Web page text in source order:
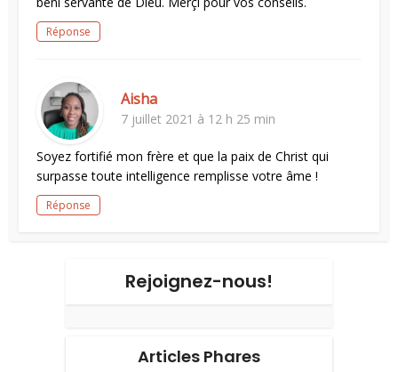
Réponse
Aisha
7 juillet 2021 à 12 h 25 min
Soyez fortifié mon frère et que la paix de Christ qui
surpasse toute intelligence remplisse votre âme !
Réponse
Rejoignez-nous!
Articles Phares